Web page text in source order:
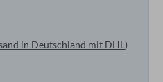
in Deutschland mit DHL)